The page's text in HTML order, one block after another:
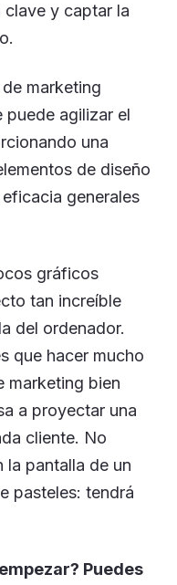
clave y captar la
marketing
puede agilizar el
una
de diseño
generales
gráficos
tan increíble
del ordenador.
que hacer mucho
marketing bien
a proyectar una
cliente. No
la pantalla de un
pasteles: tendrá
Puedes